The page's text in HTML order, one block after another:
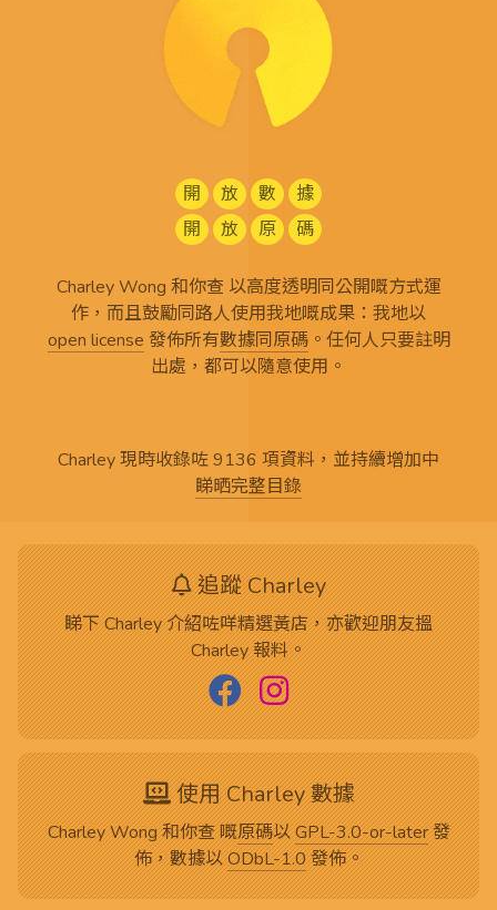
開 放 數
據
開
放 原 碼
Charley Wong 和你查 以高度透明同公開嘅方式運
作，而且鼓勵同路人使用我地嘅成果：我地以
open license 發佈所有數據同原碼。任何人只要註明
出處，都可以隨意使用。
Charley 現時收錄咗 9136 項資料，並持續增加中
睇晒完整目錄
追蹤 Charley
睇下 Charley 介紹咗咩精選黃店，亦歡迎朋友搵
Charley 報料。
使用 Charley 數據
Charley Wong 和你查 嘅原碼以GPL-3.0-or-later發
佈，數據以ODbL-1.0發佈。